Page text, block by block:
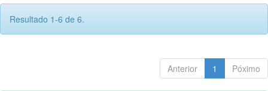
Resultado 1-6 de 6.
Anterior 1 Póximo